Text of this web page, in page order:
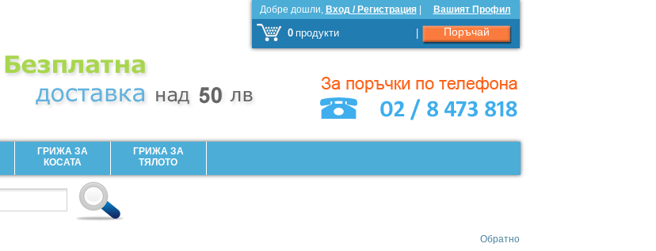
Добре дошли, Вход / Регистрация| Вашият Профил
0 продукти Поръчай
ГРИЖА ЗА
КОСАТА
ГРИЖА ЗА
ТЯЛОТО
Обратно